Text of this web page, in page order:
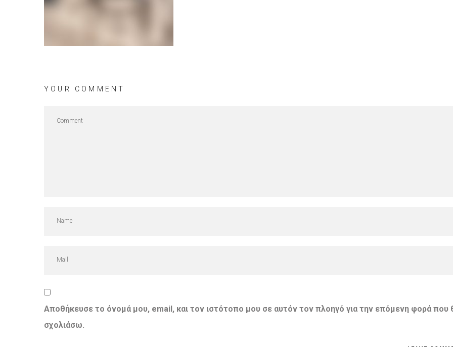
YOUR COMMENT
Αποθήκευσε το όνομά μου, email, και τον ιστότοπο μου σε αυτόν τον πλοηγό για την επόμενη φορά που
σχολιάσω.